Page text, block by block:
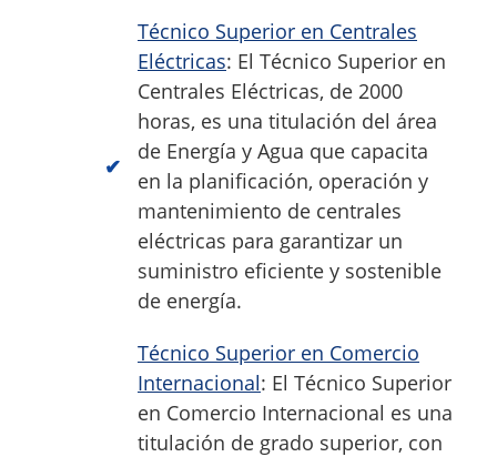
Técnico Superior en Centrales
Eléctricas: El Técnico Superior en
Centrales Eléctricas, de 2000
horas, es una titulación del área
de Energía y Agua que capacita
en la planificación, operación y
mantenimiento de centrales
eléctricas para garantizar un
suministro eficiente y sostenible
de energía.
Técnico Superior en Comercio
Internacional: El Técnico Superior
en Comercio Internacional es una
titulación de grado superior, con